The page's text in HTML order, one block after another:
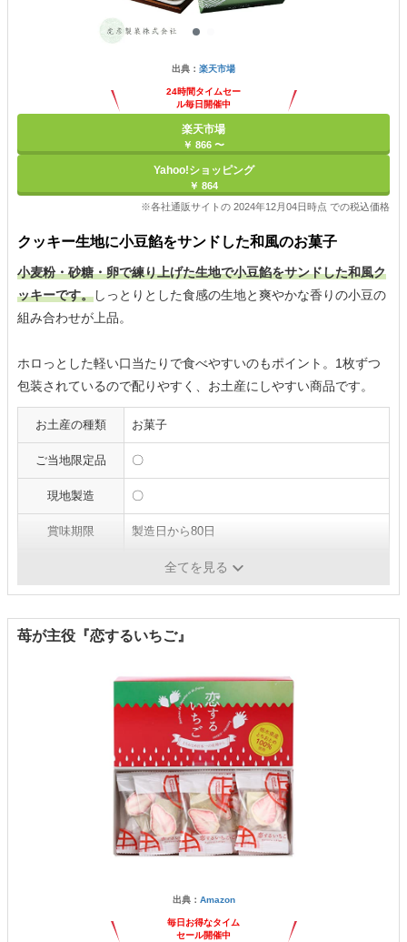
出典： 楽天市場
24時間タイムセー
ル毎日開催中
楽天市場
￥ 866 〜
Yahoo!ショッピング
￥ 864
※各社通販サイトの 2024年12月04日時点 での税込価格
クッキー生地に小豆餡をサンドした和風のお菓子
小麦粉・砂糖・卵で練り上げた生地で小豆餡をサンドした和風ク
ッキーです。しっとりとした食感の生地と爽やかな香りの小豆の
組み合わせが上品。
ホロっとした軽い口当たりで食べやすいのもポイント。1枚ずつ
包装されているので配りやすく、お土産にしやすい商品です。
お土産の種類 お菓子
ご当地限定品 〇
現地製造 〇
賞味期限 製造日から80日
全てを見る
苺が主役『恋するいちご』
出典： Amazon
毎日お得なタイム
セール開催中